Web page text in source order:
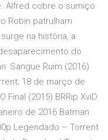
Alfred cobre o sumiço
Robin patrulham
na história, a
do
Sangue Ruim (2016)
18 de março de
Final (2015) BRRip XviD
de 2016 Batman:
Legendado – Torrent